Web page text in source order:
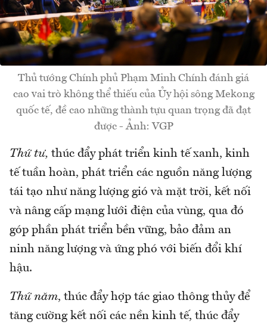
Thủ tướng Chính phủ Phạm Minh Chính đánh giá
cao vai trò không thể thiếu của Ủy hội sông Mekong
quốc tế, đề cao những thành tựu quan trọng đã đạt
được - Ảnh: VGP
Thứ tư, thúc đẩy phát triển kinh tế xanh, kinh
tế tuần hoàn, phát triển các nguồn năng lượng
tái tạo như năng lượng gió và mặt trời, kết nối
và nâng cấp mạng lưới điện của vùng, qua đó
góp phần phát triển bền vững, bảo đảm an
ninh năng lượng và ứng phó với biến đổi khí
hậu.
Thứ năm, thúc đẩy hợp tác giao thông thủy để
tăng cường kết nối các nền kinh tế, thúc đẩy